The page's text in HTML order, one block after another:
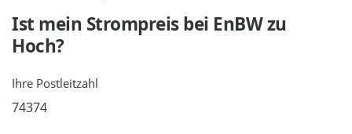
Ist mein Strompreis bei EnBWzu
Hoch?
Ihre Postleitzahl